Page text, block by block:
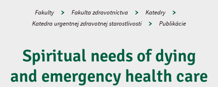
Fakulty Fakulta zdravotníctva
Katedry
Katedra urgentnej zdravotnej starostlivosti
Publikácie
Spiritual needs of dying
and emergency health care